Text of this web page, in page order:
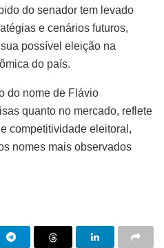
do senador tem levado
e cenários futuros,
possível eleição na
do país.
do nome de Flávio
quanto no mercado, reflete
competitividade eleitoral,
nomes mais observados